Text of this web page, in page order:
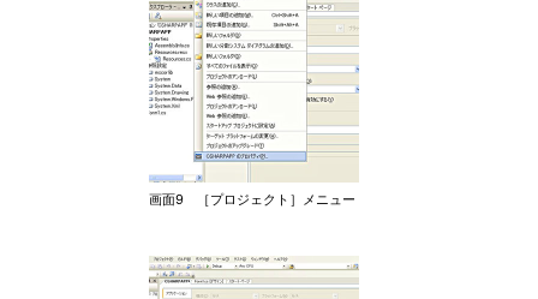
画面9 ［プロジェクト］メニュー